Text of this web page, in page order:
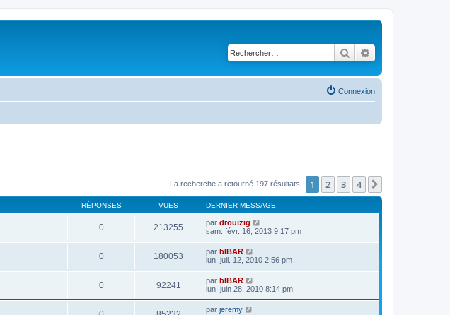
Rechercher
Connexion
La recherche a retourné 197 résultats 1 2 3 4
RÉPONSES VUES DERNIER MESSAGE
0 213255 par drouizig
sam. févr. 16, 2013 9:17 pm
0 180053 par bIBAR
lun. juil. 12, 2010 2:56 pm
0 92241 par bIBAR
lun. juin 28, 2010 8:14 pm
par jeremy